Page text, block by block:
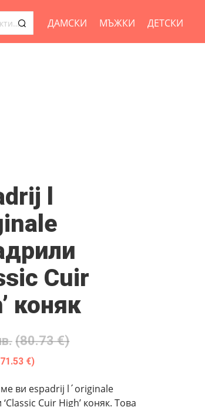
ДАМСКИ МЪЖКИ ДЕТСКИ
l
Cuir
коняк
(80.73 €)
€)
ви espadrij l´originale
Cuir High’ коняк. Това